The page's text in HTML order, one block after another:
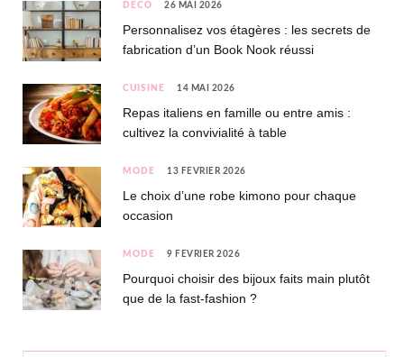
DÉCO 26 MAI 2026
Personnalisez vos étagères : les secrets de
fabrication d’un Book Nook réussi
CUISINE 14 MAI 2026
Repas italiens en famille ou entre amis :
cultivez la convivialité à table
MODE 13 FÉVRIER 2026
Le choix d’une robe kimono pour chaque
occasion
MODE 9 FÉVRIER 2026
Pourquoi choisir des bijoux faits main plutôt
que de la fast-fashion ?